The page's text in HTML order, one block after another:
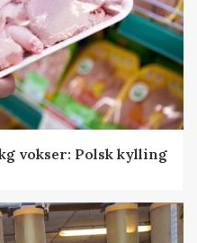
vokser: Polsk kylling